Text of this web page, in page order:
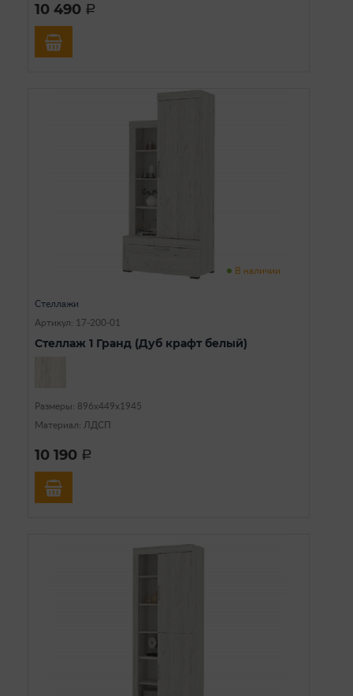
10 490 a
В наличии
Стеллажи
Артикул: 17-200-01
Стеллаж 1 Гранд (Дуб крафт белый)
Размеры: 896х449х1945
Материал: ЛДСП
10 190 a